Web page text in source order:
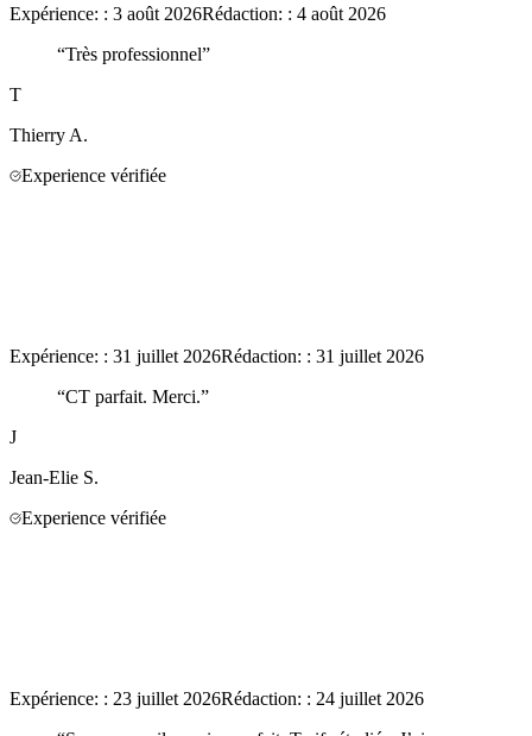
Expérience: : 3 août 2026Rédaction: : 4 août 2026
“Très professionnel”
T
Thierry A.
Experience vérifiée
Expérience: : 31 juillet 2026Rédaction: : 31 juillet 2026
“CT parfait. Merci.”
J
Jean-Elie S.
Experience vérifiée
Expérience: : 23 juillet 2026Rédaction: : 24 juillet 2026